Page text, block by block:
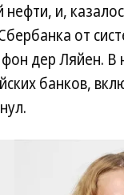
нефти, и,
от
дер Ляйен.
банков,